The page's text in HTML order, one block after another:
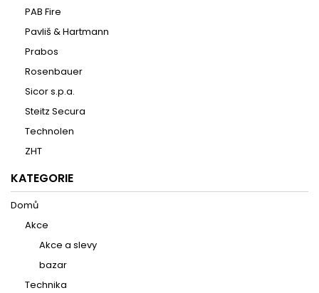
PAB Fire
Pavliš & Hartmann
Prabos
Rosenbauer
Sicor s.p.a.
Steitz Secura
Technolen
ZHT
KATEGORIE
Domů
Akce
Akce a slevy
bazar
Technika